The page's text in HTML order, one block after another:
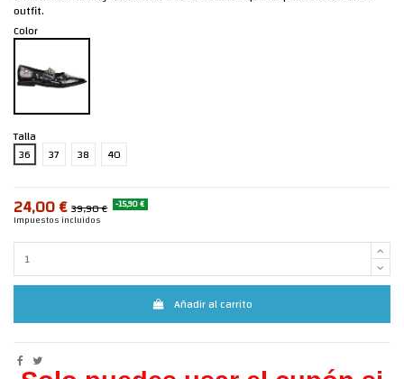
outfit.
Color
Talla
36
37 38 40
24,00 € 39,90 € -15,90 €
Impuestos incluidos
Añadir al carrito